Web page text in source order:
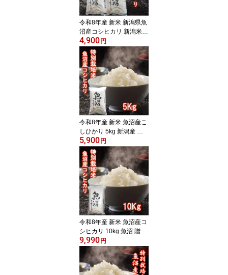
拶 ギフト 贈り物 魚沼産
お米
令和8年産 新米 新潟県魚
沼産コシヒカリ 新潟米
コシヒカリ 新潟コシヒカ
リ 魚沼産コシヒカリ 4kg
魚沼産こしひかり 米 精
米 こしひかり 新潟県産
新潟産 新潟 魚沼 特別栽
培米 お米 2キロ×2袋 米
白米 コメ おこめ 引っ越
し 挨拶 内祝い お祝い ギ
フト 贈答用
4,900 円
令和8年産 新米 魚沼産こ
しひかり 5kg 新潟産 贈
答用 米 コシヒカリ 魚沼
コシヒカリ 新潟県産 こ
しひかり お米 5キロ 新潟
こしひかり 魚沼産 新潟
米 白米 特別栽培米 のし
対応 内祝い お祝い 出産
挨拶 粗品 仕送り 贈答 ギ
フト
5,900 円
令和8年産 新米 魚沼産コ
シヒカリ 10kg 魚沼 贈答
用 米 こしひかり 新潟産
コシヒカリ 10kg コシヒ
カリ 新潟県産 魚沼産こ
しひかり お米新潟産 魚
9,990 円